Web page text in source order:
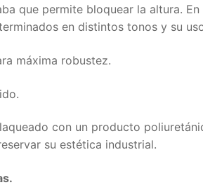
que permite bloquear la altura.
en distintos tonos y su
máxima robustez.
con un producto
su estética industrial.